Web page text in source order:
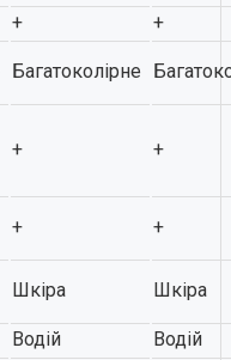
+
+
Багатоколірне
+ +
+ +
Шкіра Шкіра
Водій
Водій